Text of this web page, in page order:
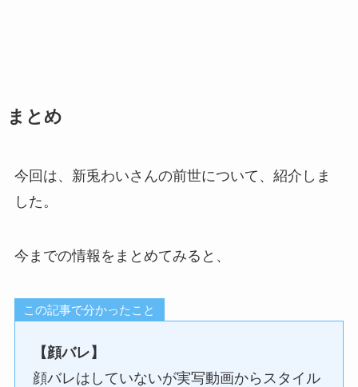
まとめ
今回は、新兎わいさんの前世について、紹介しま
した。
今までの情報をまとめてみると、
この記事で分かったこと
【顔バレ】
顔バレはしていないが実写動画からスタイル